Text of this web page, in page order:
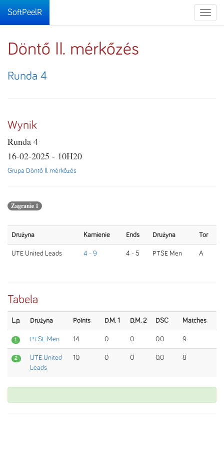
Toggle
SoftPeelR
Döntő II. mérkőzés
Runda 4
Wynik
Runda 4
16-02-2025 - 10H20
Grupa Döntő II. mérkőzés
Zagranie 1
Drużyna Kamienie Ends Drużyna Tor
UTE United Leads 4 - 9 4 - 5 PTSE Men A
Tabela
L.p. Drużyna Points D.M. 1 D.M. 2 DSC Matches
1 PTSE Men 14 0 0 0.0 9
2
UTE United
Leads
10 0 0 0.0 8